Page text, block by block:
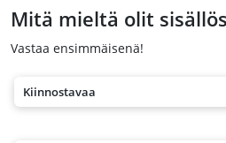
Mitä mieltä olit
Vastaa ensimmäisenä!
Kiinnostavaa